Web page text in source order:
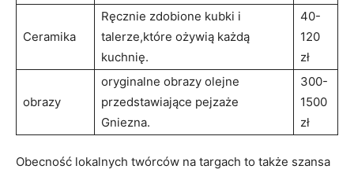
Ceramika
Ręcznie zdobione kubki i
‌talerze,które ​ożywią każdą
kuchnię.
40-
120
zł
obrazy
oryginalne obrazy ‌olejne
przedstawiające pejzaże​
Gniezna.
300-
1500
zł
Obecność lokalnych twórców⁤ na targach to także szansa⁤